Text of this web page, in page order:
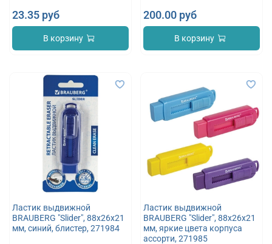
23.35 руб
В корзину
200.00 руб
В корзину
Ластик выдвижной
BRAUBERG "Slider", 88х26х21
мм, синий, блистер, 271984
Ластик выдвижной
BRAUBERG "Slider", 88х26х21
мм, яркие цвета корпуса
ассорти, 271985